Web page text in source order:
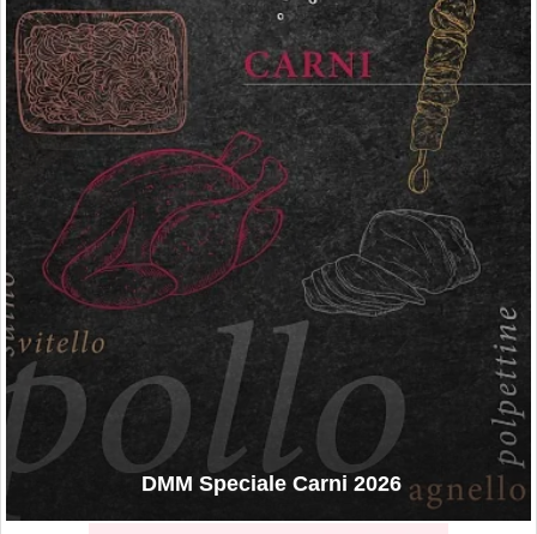
DMM Speciale Carni 2026